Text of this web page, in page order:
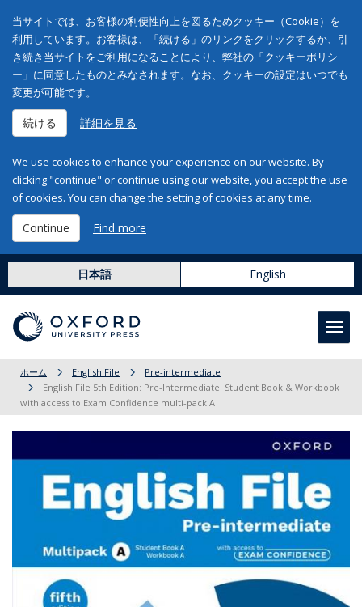
当サイトでは、お客様の利便性向上を図るためクッキー（Cookie）を
利用しています。お客様は、「続ける」のリンクをクリックするか、引
き続き当サイトをご利用になることにより、弊社の「クッキーポリシ
ー」に同意したものとみなされます。なお、クッキーの設定はいつでも
変更が可能です。
続ける 詳細を見る
We use cookies to enhance your experience on our website. By
clicking "continue" or continue using our website, you accept the use
of cookies. You can change the setting of cookies at any time.
Continue Find more
日本語 English
ホーム English File
Pre-intermediate
English File 5th Edition: Pre-Intermediate: Student Book & Workbook
with access to Exam Confidence multi-pack A